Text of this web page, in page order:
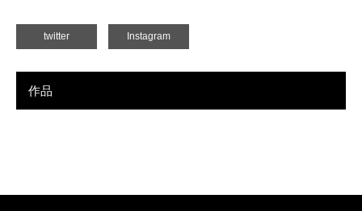
twitter Instagram
作品